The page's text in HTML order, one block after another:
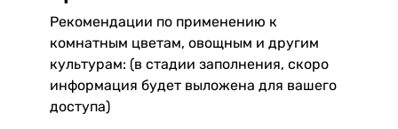
Рекомендации по применению к
комнатным цветам, овощным и другим
культурам: (в стадии заполнения, скоро
информация будет выложена для вашего
доступа)